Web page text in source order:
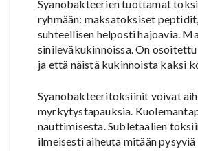
Syanobakteerien tuottamat
ryhmään: maksatoksiset
suhteellisen helposti hajoavia.
sinileväkukinnoissa. On
ja että näistä kukinnoista kaksi
Syanobakteeritoksiinit voivat
myrkytystapauksia.
nauttimisesta. Subletaalien
ilmeisesti aiheuta mitään